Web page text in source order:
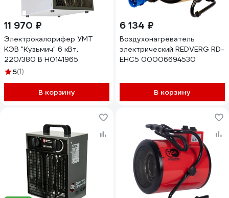
11 970 ₽
Электрокалорифер УМТ
КЭВ "Кузьмич" 6 кВт,
220/380 В Н0141965
5(1)
В корзину
6 134 ₽
Воздухонагреватель
электрический REDVERG RD-
EHC5 00006694530
В корзину